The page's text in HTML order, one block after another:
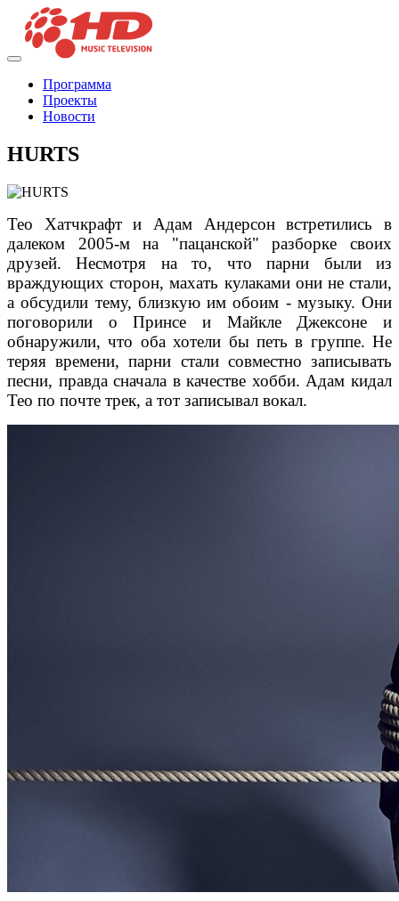
Программа
Проекты
Новости
HURTS
Тео Хатчкрафт и Адам Андерсон встретились в
далеком 2005-м на "пацанской" разборке своих
друзей. Несмотря на то, что парни были из
враждующих сторон, махать кулаками они не стали,
а обсудили тему, близкую им обоим - музыку. Они
поговорили о Принсе и Майкле Джексоне и
обнаружили, что оба хотели бы петь в группе. Не
теряя времени, парни стали совместно записывать
песни, правда сначала в качестве хобби. Адам кидал
Тео по почте трек, а тот записывал вокал.